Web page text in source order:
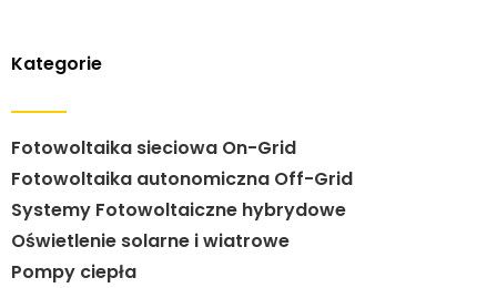
Kategorie
Fotowoltaika sieciowa On-Grid
Fotowoltaika autonomiczna Off-Grid
Systemy Fotowoltaiczne hybrydowe
Oświetlenie solarne i wiatrowe
Pompy ciepła